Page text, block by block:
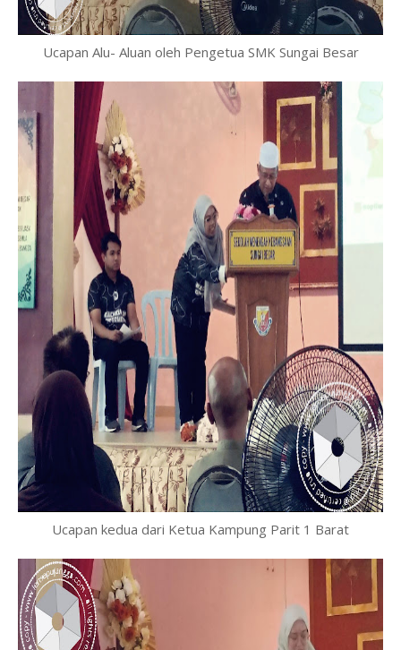
Ucapan Alu- Aluan oleh Pengetua SMK Sungai Besar
Ucapan kedua dari Ketua Kampung Parit 1 Barat